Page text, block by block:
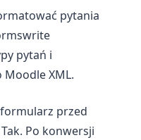
pytania
pytań i
XML.
przed
Po konwersji